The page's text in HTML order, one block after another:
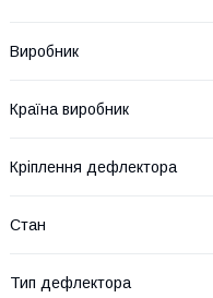
Виробник
Країна виробник
Кріплення дефлектора
Стан
Тип дефлектора